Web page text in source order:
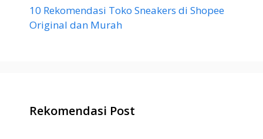
10 Rekomendasi Toko Sneakers di Shopee
Original dan Murah
Rekomendasi Post